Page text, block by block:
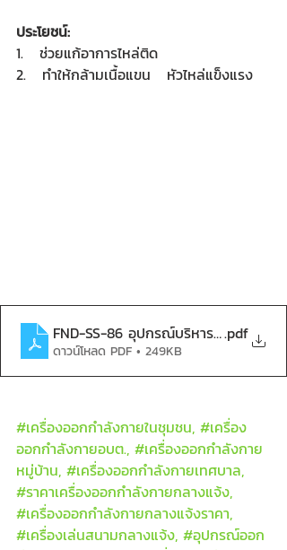
ประโยชน์:
1.   ช่วยแก้อาการไหล่ติด
2.   ทำให้กล้ามเนื้อแขน   หัวไหล่แข็งแรง
FND-SS-86 อุปกรณ์บริหารแขน-หัวไ
.pdf
ดาวน์โหลด PDF • 249KB
#เครื่องออกกำลังกายในชุมชน, #เครื่อง
ออกกำลังกายอบต., #เครื่องออกกำลังกาย
หมู่บ้าน, #เครื่องออกกำลังกายเทศบาล,
#ราคาเครื่องออกกำลังกายกลางแจ้ง,
#เครื่องออกกำลังกายกลางแจ้งราคา,
#เครื่องเล่นสนามกลางแจ้ง, #อุปกรณ์ออก